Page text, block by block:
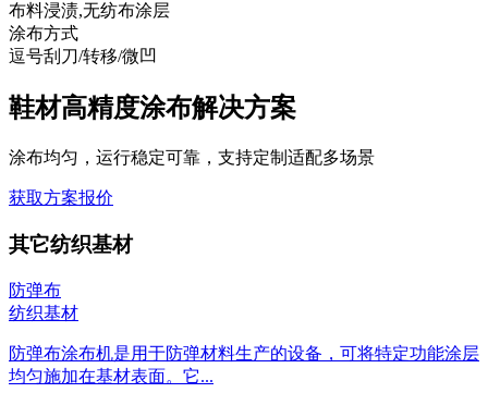
布料浸渍,无纺布涂层
涂布方式
逗号刮刀/转移/微凹
鞋材高精度涂布解决方案
涂布均匀，运行稳定可靠，支持定制适配多场景
获取方案报价
其它纺织基材
防弹布
纺织基材
防弹布涂布机是用于防弹材料生产的设备，可将特定功能涂层
均匀施加在基材表面。它...